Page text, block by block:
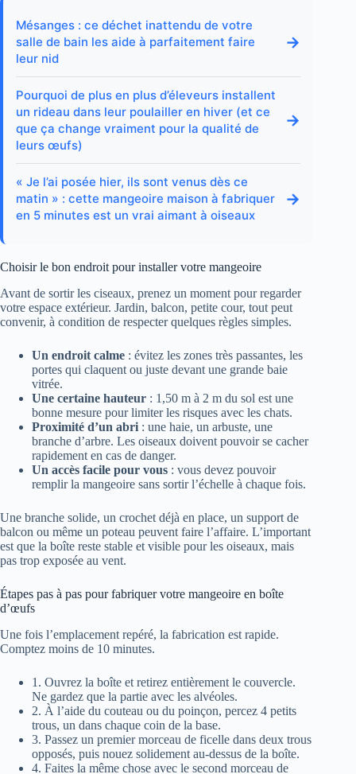
Mésanges : ce déchet inattendu de votre
salle de bain les aide à parfaitement faire
leur nid
→
Pourquoi de plus en plus d’éleveurs installent
un rideau dans leur poulailler en hiver (et ce
que ça change vraiment pour la qualité de
leurs œufs)
→
« Je l’ai posée hier, ils sont venus dès ce
matin » : cette mangeoire maison à fabriquer
en 5 minutes est un vrai aimant à oiseaux
→
Choisir le bon endroit pour installer votre mangeoire
Avant de sortir les ciseaux, prenez un moment pour regarder
votre espace extérieur. Jardin, balcon, petite cour, tout peut
convenir, à condition de respecter quelques règles simples.
Un endroit calme : évitez les zones très passantes, les
portes qui claquent ou juste devant une grande baie
vitrée.
Une certaine hauteur : 1,50 m à 2 m du sol est une
bonne mesure pour limiter les risques avec les chats.
Proximité d’un abri : une haie, un arbuste, une
branche d’arbre. Les oiseaux doivent pouvoir se cacher
rapidement en cas de danger.
Un accès facile pour vous : vous devez pouvoir
remplir la mangeoire sans sortir l’échelle à chaque fois.
Une branche solide, un crochet déjà en place, un support de
balcon ou même un poteau peuvent faire l’affaire. L’important
est que la boîte reste stable et visible pour les oiseaux, mais
pas trop exposée au vent.
Étapes pas à pas pour fabriquer votre mangeoire en boîte
d’œufs
Une fois l’emplacement repéré, la fabrication est rapide.
Comptez moins de 10 minutes.
1. Ouvrez la boîte et retirez entièrement le couvercle.
Ne gardez que la partie avec les alvéoles.
2. À l’aide du couteau ou du poinçon, percez 4 petits
trous, un dans chaque coin de la base.
3. Passez un premier morceau de ficelle dans deux trous
opposés, puis nouez solidement au-dessus de la boîte.
4. Faites la même chose avec le second morceau de